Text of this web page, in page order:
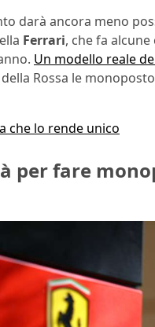
darà ancora meno
Ferrari, che fa
Un modello reale
Rossa le
che lo rende unico
per fare